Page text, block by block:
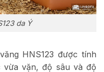
da Ý
HNS123 được tính
vặn, độ sâu và độ